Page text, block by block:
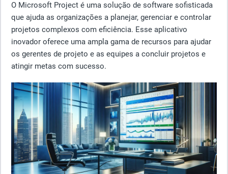
O Microsoft Project é uma solução de software sofisticada
que ajuda as organizações a planejar, gerenciar e controlar
projetos complexos com eficiência. Esse aplicativo
inovador oferece uma ampla gama de recursos para ajudar
os gerentes de projeto e as equipes a concluir projetos e
atingir metas com sucesso.